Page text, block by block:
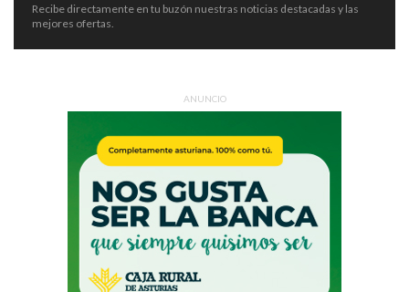
Recibe directamente en tu buzón nuestras noticias destacadas y las
mejores ofertas.
ANUNCIO